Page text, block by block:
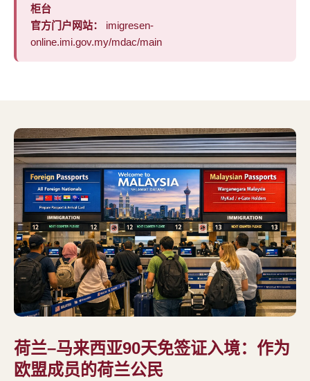
柜台
官方门户网站：
imigresen-
online.imi.gov.my/mdac/main
荷兰–马来西亚90天免签证入境：作为
欧盟成员的荷兰公民